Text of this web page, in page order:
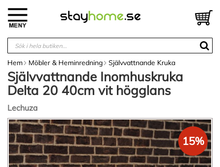
innehållet
Hem Möbler & Heminredning Självvattnande Kruka
Självvattnande Inomhuskruka
Delta 20 40cm vit högglans
Lechuza
Hoppa
till
slutet
av
bildgalleriet
15%